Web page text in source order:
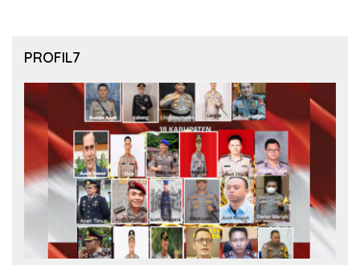
PROFIL7